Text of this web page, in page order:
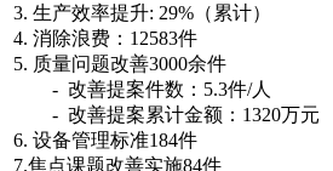
3. 生产效率提升: 29%（累计）
4. 消除浪费：12583件
5. 质量问题改善3000余件
- 改善提案件数：5.3件/人
- 改善提案累计金额：1320万元
6. 设备管理标准184件
7.焦点课题改善实施84件